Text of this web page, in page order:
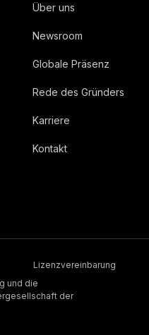
Über uns
Newsroom
Globale Präsenz
Rede des Gründers
Karriere
Kontakt
Lizenzvereinbarung
und die
der